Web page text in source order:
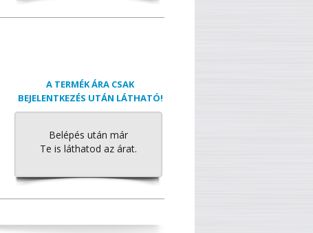
A TERMÉK ÁRA CSAK
BEJELENTKEZÉS UTÁN LÁTHATÓ!
Belépés után már
Te is láthatod az árat.